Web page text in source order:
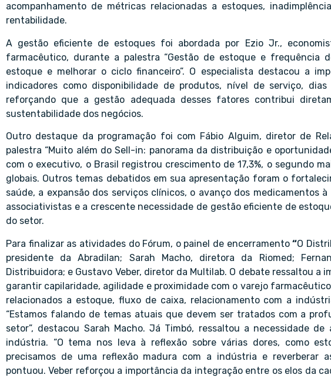
acompanhamento de métricas relacionadas a estoques,
rentabilidade.
A gestão eficiente de estoques foi abordada por Ezio Jr.,
farmacêutico, durante a palestra “Gestão de estoque e frequência
estoque e melhorar o ciclo financeiro”. O especialista destacou a
indicadores como disponibilidade de produtos, nível de serviço,
reforçando que a gestão adequada desses fatores contribui
sustentabilidade dos negócios.
Outro destaque da programação foi com Fábio Alguim, diretor de
palestra “Muito além do Sell-in: panorama da distribuição e
com o executivo, o Brasil registrou crescimento de 17,3%, o segundo
globais. Outros temas debatidos em sua apresentação foram o
saúde, a expansão dos serviços clínicos, o avanço dos medicamentos
associativistas e a crescente necessidade de gestão eficiente de
do setor.
Para finalizar as atividades do Fórum, o painel de encerramento“O
presidente da Abradilan; Sarah Macho, diretora da Riomed;
Distribuidora; e Gustavo Veber, diretor da Multilab. O debate ressaltou a
garantir capilaridade, agilidade e proximidade com o varejo
relacionados a estoque, fluxo de caixa, relacionamento com a
“Estamos falando de temas atuais que devem ser tratados com a
setor”, destacou Sarah Macho. Já Timbó, ressaltou a necessidade
indústria. “O tema nos leva à reflexão sobre várias dores, como
precisamos de uma reflexão madura com a indústria e reverberar
pontuou. Veber reforçou a importância da integração entre os elos da